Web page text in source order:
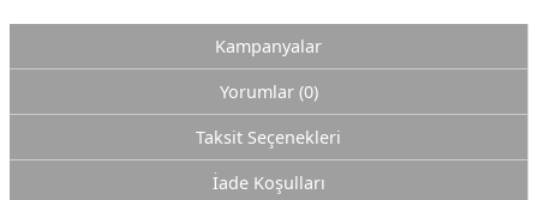
Kampanyalar
Yorumlar (0)
Taksit Seçenekleri
İade Koşulları